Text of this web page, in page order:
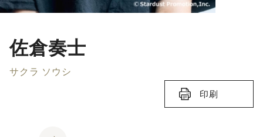
佐倉奏士
サクラ ソウシ
印刷